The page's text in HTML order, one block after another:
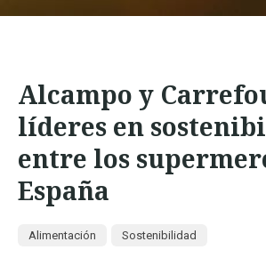
CONTACTO
Alcampo y
líderes en
entre los
España
Alimentación Sostenibilidad